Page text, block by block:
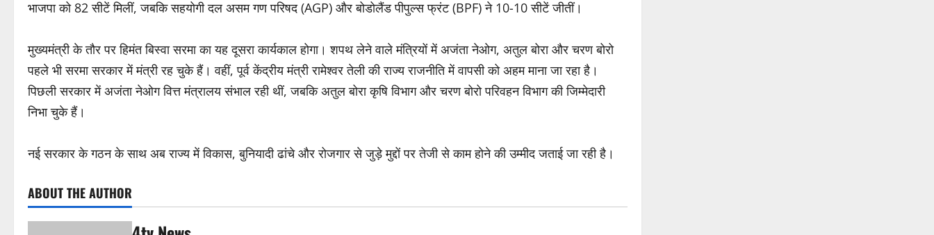
भाजपा को 82 सीटें मिलीं, जबकि सहयोगी दल असम गण परिषद (AGP) और बोडोलैंड पीपुल्स फ्रंट (BPF) ने 10-10 सीटें जीतीं।
मुख्यमंत्री के तौर पर हिमंत बिस्वा सरमा का यह दूसरा कार्यकाल होगा। शपथ लेने वाले मंत्रियों में अजंता नेओग, अतुल बोरा और चरण बोरो
पहले भी सरमा सरकार में मंत्री रह चुके हैं। वहीं, पूर्व केंद्रीय मंत्री रामेश्वर तेली की राज्य राजनीति में वापसी को अहम माना जा रहा है।
पिछली सरकार में अजंता नेओग वित्त मंत्रालय संभाल रही थीं, जबकि अतुल बोरा कृषि विभाग और चरण बोरो परिवहन विभाग की जिम्मेदारी
निभा चुके हैं।
नई सरकार के गठन के साथ अब राज्य में विकास, बुनियादी ढांचे और रोजगार से जुड़े मुद्दों पर तेजी से काम होने की उम्मीद जताई जा रही है।
ABOUT THE AUTHOR